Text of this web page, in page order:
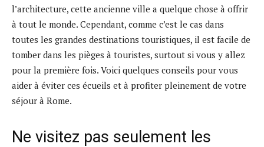
l’architecture, cette ancienne ville a quelque chose à offrir
à tout le monde. Cependant, comme c’est le cas dans
toutes les grandes destinations touristiques, il est facile de
tomber dans les pièges à touristes, surtout si vous y allez
pour la première fois. Voici quelques conseils pour vous
aider à éviter ces écueils et à profiter pleinement de votre
séjour à Rome.
Ne visitez pas seulement les